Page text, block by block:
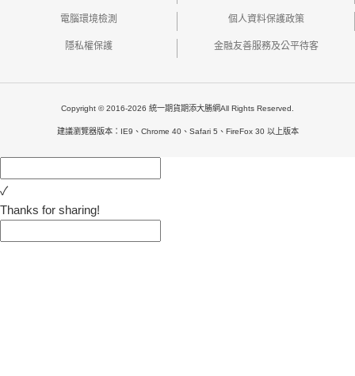
電腦環境檢測 個人資料保護政策
隱私權保護 金融友善服務及公平待客
Copyright © 2016-2026 統一期貨期添大勝網All Rights Reserved.
建議瀏覽器版本：IE9、Chrome 40、Safari 5、FireFox 30 以上版本
✓
Thanks for sharing!